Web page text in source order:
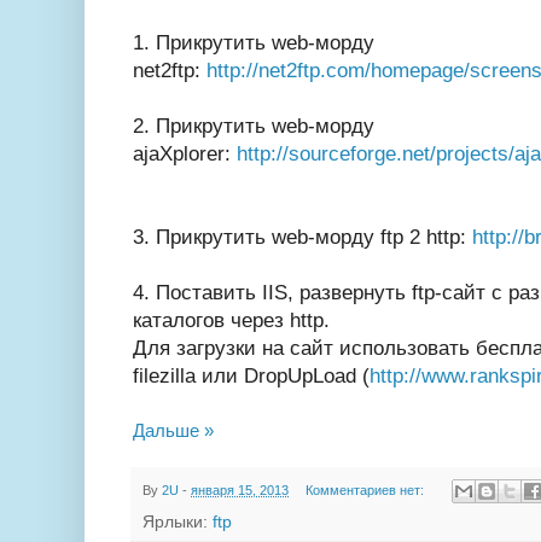
1. Прикрутить web-морду
net2ftp: http://net2ftp.com/homepage/
2. Прикрутить web-морду
ajaXplorer: http://sourceforge.net/projects/
3. Прикрутить web-морду ftp 2 http: http://
4. Поставить IIS, развернуть ftp-сайт с
каталогов через http.
Для загрузки на сайт использовать
filezilla или DropUpLoad (http://
Дальше »
By 2U - января 15, 2013 Комментариев нет:
Ярлыки: ftp